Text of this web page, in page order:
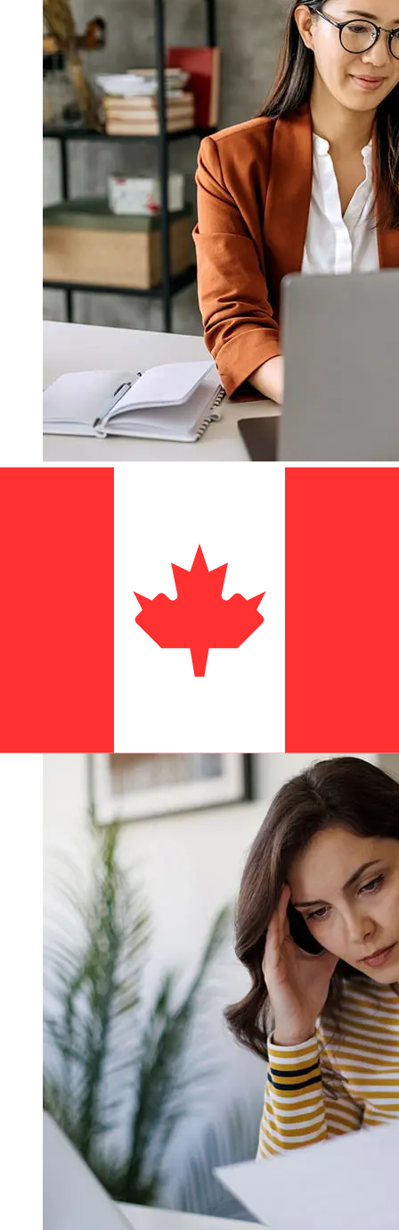
Les délais de livraison pour les transferts internationaux
avec Alior Bank de Pologne à Canada varient selon le
mode de paiement et le moment de la transaction. En
général, les virements bancaires internationaux
prennent de 1 à 5 jours ouvrables. Des facteurs tels que
les jours fériés bancaires et les contrôles de sécurité
peuvent également influencer la livraison. Vérifiez les